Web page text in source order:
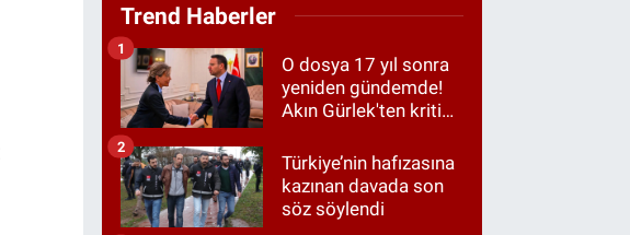
Trend Haberler
O dosya 17 yıl sonra
yeniden gündemde!
Akın Gürlek'ten kritik
1
Türkiye’nin hafızasına
kazınan davada son
söz söylendi
2